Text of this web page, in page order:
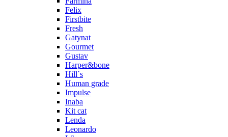
Felix
Firstbite
Fresh
Gatynat
Gourmet
Gustav
Harper&bone
Hill´s
Human grade
Impulse
Inaba
Kit cat
Lenda
Leonardo